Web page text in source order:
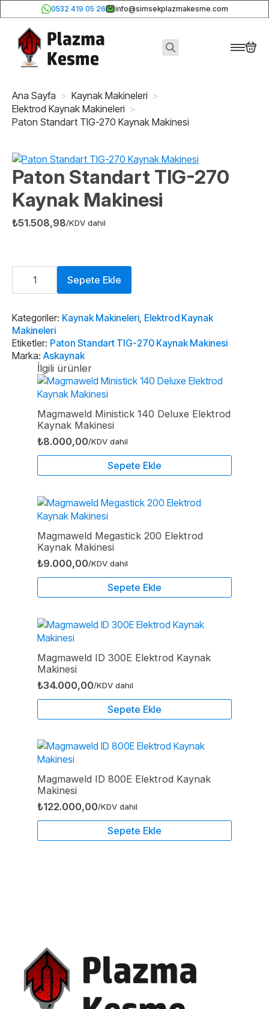
0532 419 05 26 info@simsekplazmakesme.com
Ana Sayfa
Kaynak Makineleri
Elektrod Kaynak Makineleri
Paton Standart TIG-270 Kaynak Makinesi
Paton Standart TIG-270
Kaynak Makinesi
₺51.508,98/KDV dahil
Paton
Standart
TIG-
Makinesi
adet
Sepete Ekle
Kategoriler: Kaynak Makineleri, Elektrod Kaynak
Makineleri
Etiketler: Paton Standart TIG-270 Kaynak Makinesi
Marka: Askaynak
İlgili ürünler
Magmaweld Ministick 140 Deluxe Elektrod
Kaynak Makinesi
₺8.000,00/KDV dahil
Sepete Ekle
Magmaweld Megastick 200 Elektrod
Kaynak Makinesi
₺9.000,00/KDV dahil
Sepete Ekle
Magmaweld ID 300E Elektrod Kaynak
Makinesi
₺34.000,00/KDV dahil
Sepete Ekle
Magmaweld ID 800E Elektrod Kaynak
Makinesi
₺122.000,00/KDV dahil
Sepete Ekle